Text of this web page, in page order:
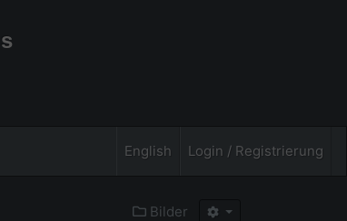
English Login / Registrierung
Bilder